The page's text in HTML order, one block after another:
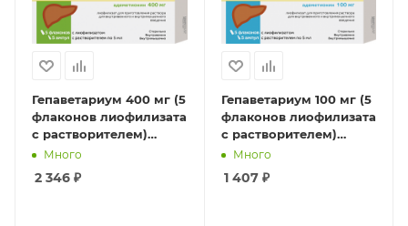
Гепаветариум 400 мг (5
флаконов лиофилизата
с растворителем)
годен до 09.26.
Много
2 346 ₽
Гепаветариум 100 мг (5
флаконов лиофилизата
с растворителем)
годен до 09.26
Много
1 407₽